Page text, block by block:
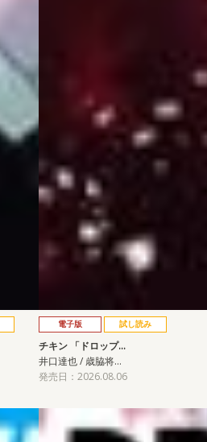
電子版 試し読み
チキン 「ドロップ…
井口達也 / 歳脇将…
発売日：2026.08.06